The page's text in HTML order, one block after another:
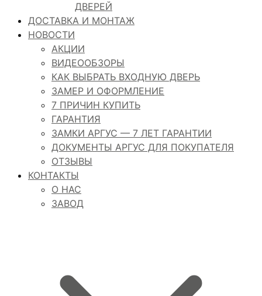
ДВЕРЕЙ
ДОСТАВКА И МОНТАЖ
НОВОСТИ
АКЦИИ
ВИДЕООБЗОРЫ
КАК ВЫБРАТЬ ВХОДНУЮ ДВЕРЬ
ЗАМЕР И ОФОРМЛЕНИЕ
7 ПРИЧИН КУПИТЬ
ГАРАНТИЯ
ЗАМКИ АРГУС — 7 ЛЕТ ГАРАНТИИ
ДОКУМЕНТЫ АРГУС ДЛЯ ПОКУПАТЕЛЯ
ОТЗЫВЫ
КОНТАКТЫ
О НАС
ЗАВОД